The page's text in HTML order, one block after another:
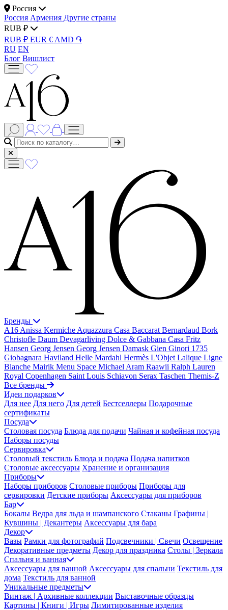
Россия
Россия Армения Другие страны
RUB ₽
RUB ₽ EUR € AMD ֏
RU EN
Блог Вишлист
Бренды
A16 Anissa Kermiche Aquazzura Casa Baccarat Bernardaud Bork
Christofle Daum Devagarliving Dolce & Gabbana Casa Fritz
Hansen Georg Jensen Georg Jensen Damask Gien Ginori 1735
Giobagnara Haviland Helle Mardahl Hermès L'Objet Lalique Ligne
Blanche Mairik Menu Space Michael Aram Raawii Ralph Lauren
Royal Copenhagen Saint Louis Schiavon Serax Taschen Themis-Z
Все бренды
Идеи подарков
Для нее Для него Для детей Бестселлеры Подарочные
сертификаты
Посуда
Столовая посуда Блюда для подачи Чайная и кофейная посуда
Наборы посуды
Сервировка
Столовый текстиль Блюда и подача Подача напитков
Столовые аксессуары Хранение и организация
Приборы
Наборы приборов Столовые приборы Приборы для
сервировки Детские приборы Аксессуары для приборов
Бар
Бокалы Ведра для льда и шампанского Стаканы Графины |
Кувшины | Декантеры Аксессуары для бара
Декор
Вазы Рамки для фотографий Подсвечники | Свечи Освещение
Декоративные предметы Декор для праздника Столы | Зеркала
Спальня и ванная
Аксессуары для ванной Аксессуары для спальни Текстиль для
дома Текстиль для ванной
Уникальные предметы
Винтаж | Архивные коллекции Выставочные образцы
Картины | Книги | Игры Лимитированные изделия